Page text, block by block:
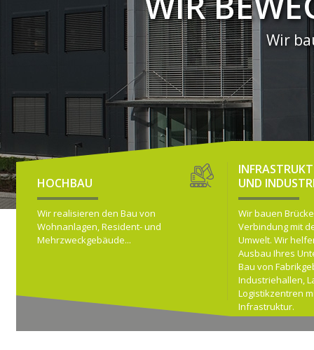
Wir
HOCHBAU
Wir realisieren den Bau von
Wohnanlagen, Resident- und
Mehrzweckgebäude...
UND
Wir bauen
Verbindung mit
Umwelt. Wir
Ausbau Ihres
Bau von
Industriehallen,
Logistikzentren
Infrastruktur.